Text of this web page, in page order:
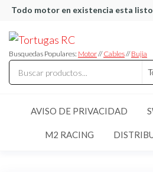
Saltar
contenido
Todo motor en existencia esta
RC
articulos
de RC
Busquedas Populares: Motor//Cables//Bujia
AVISO DE PRIVACIDAD
M2 RACING